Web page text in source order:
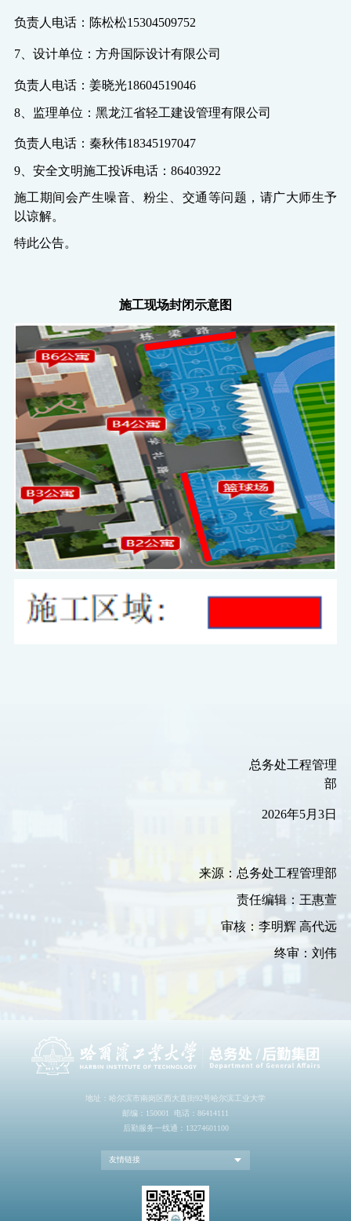
负责人电话： 陈松松15304509752
7、 设计单位： 方舟国际设计有限公司
负责人电话：姜晓光18604519046
8、 监理单位：黑龙江省轻工建设管理有限公司
负责人电话：秦秋伟18345197047
9、 安全文明施工投诉电话： 86403922
施工期间会产生噪音、粉尘、交通等问题，请广大师生予
以谅解。
特此公告。
施工现场封闭示意图
总务处工程管理
部
2026年5月3日
来源：总务处工程管理部
责任编辑：王惠萱
审核：李明辉 高代远
终审：刘伟
地址：哈尔滨市南岗区西大直街92号哈尔滨工业大学
邮编：150001 电话：86414111
后勤服务一线通：13274601100
友情链接